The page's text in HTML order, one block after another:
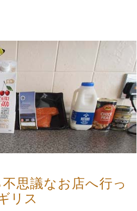
思議なお店へ行っ
リス